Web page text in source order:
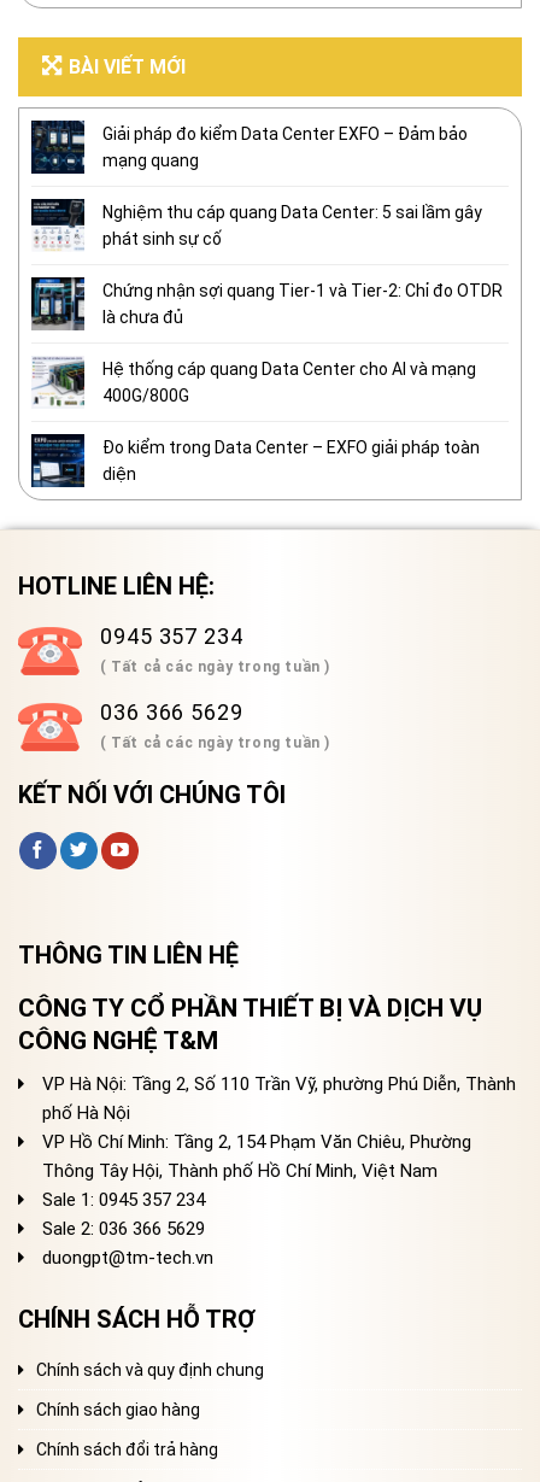
BÀI VIẾT MỚI
Giải pháp đo kiểm Data Center EXFO – Đảm bảo
mạng quang
Nghiệm thu cáp quang Data Center: 5 sai lầm gây
phát sinh sự cố
Chứng nhận sợi quang Tier-1 và Tier-2: Chỉ đo OTDR
là chưa đủ
Hệ thống cáp quang Data Center cho AI và mạng
400G/800G
Đo kiểm trong Data Center – EXFO giải pháp toàn
diện
HOTLINE LIÊN HỆ:
0945 357 234
( Tất cả các ngày trong tuần )
036 366 5629
( Tất cả các ngày trong tuần )
KẾT NỐI VỚI CHÚNG TÔI
THÔNG TIN LIÊN HỆ
CÔNG TY CỔ PHẦN THIẾT BỊ VÀ DỊCH VỤ
CÔNG NGHỆ T&M
VP Hà Nội: Tầng 2, Số 110 Trần Vỹ, phường Phú Diễn, Thành
phố Hà Nội
VP Hồ Chí Minh: Tầng 2, 154 Phạm Văn Chiêu, Phường
Thông Tây Hội, Thành phố Hồ Chí Minh, Việt Nam
Sale 1: 0945 357 234
Sale 2: 036 366 5629
duongpt@tm-tech.vn
CHÍNH SÁCH HỖ TRỢ
Chính sách và quy định chung
Chính sách giao hàng
Chính sách đổi trả hàng